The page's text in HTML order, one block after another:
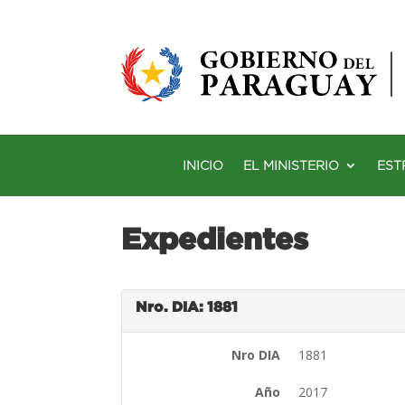
INICIO EL MINISTERIO
Expedientes
Nro. DIA: 1881
Nro DIA 1881
Año 2017